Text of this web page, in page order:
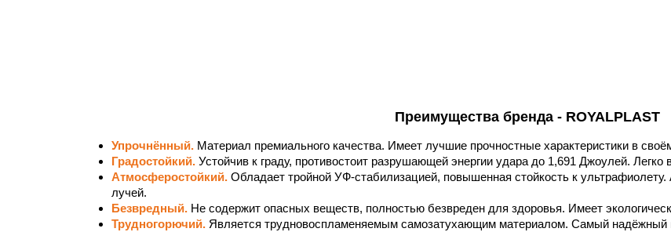
Преимущества бренда - ROYALPLAST
Упрочнённый. Материал премиального качества. Имеет лучшие прочностные характеристики в
Градостойкий. Устойчив к граду, противостоит разрушающей энергии удара до 1,691 Джоулей. Легко
Атмосферостойкий. Обладает тройной УФ-стабилизацией, повышенная стойкость к
лучей.
Безвредный. Не содержит опасных веществ, полностью безвреден для здоровья. Имеет
Трудногорючий. Является трудновоспламеняемым самозатухающим материалом. Самый надёжный